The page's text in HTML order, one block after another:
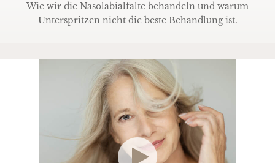
Wie wir die Nasolabialfalte behandeln und warum
Unterspritzen nicht die beste Behandlung ist.